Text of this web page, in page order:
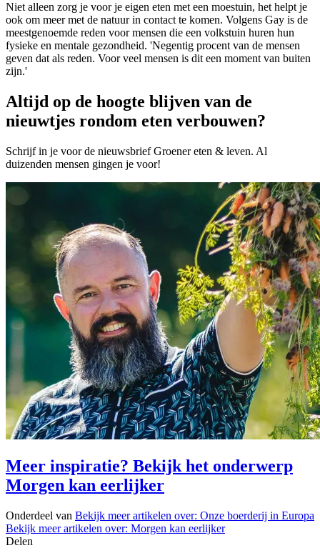
Niet alleen zorg je voor je eigen eten met een moestuin, het helpt je
ook om meer met de natuur in contact te komen. Volgens Gay is de
meestgenoemde reden voor mensen die een volkstuin huren hun
fysieke en mentale gezondheid. 'Negentig procent van de mensen
geven dat als reden. Voor veel mensen is dit een moment van buiten
zijn.'
Altijd op de hoogte blijven van de
nieuwtjes rondom eten verbouwen?
Schrijf in je voor de nieuwsbrief Groener eten & leven. Al
duizenden mensen gingen je voor!
Meer inspiratie? Bekijk het onderwerp
Morgen kan eerlijker
Onderdeel van Bekijk meer artikelen over: Onze boerderij in Europa
Bekijk meer artikelen over: Morgen kan eerlijker
Delen